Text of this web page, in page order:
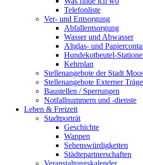
Telefonliste
Ver- und Entsorgung
Abfallentsorgung
Wasser und Abwasser
Altglas- und
Hundekotbeutel-
Kehrplan
Stellenangebote der Stadt
Stellenangebote Externer
Baustellen / Sperrungen
Notfallnummern und -dienste
Leben & Freizeit
Stadtporträt
Geschichte
Wappen
Sehenswürdigkeiten
Städtepartnerschaften
Veranstaltungskalender